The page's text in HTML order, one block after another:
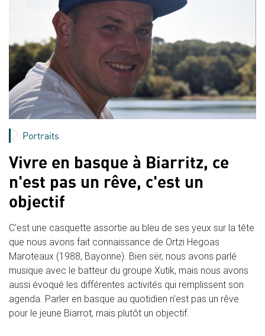
Portraits
Vivre en basque à Biarritz, ce
n'est pas un rêve, c'est un
objectif
C'est une casquette assortie au bleu de ses yeux sur la tête
que nous avons fait connaissance de Ortzi Hegoas
Maroteaux (1988, Bayonne). Bien sër, nous avons parlé
musique avec le batteur du groupe Xutik, mais nous avons
aussi évoqué les différentes activités qui remplissent son
agenda. Parler en basque au quotidien n'est pas un rêve
pour le jeune Biarrot, mais plutôt un objectif.